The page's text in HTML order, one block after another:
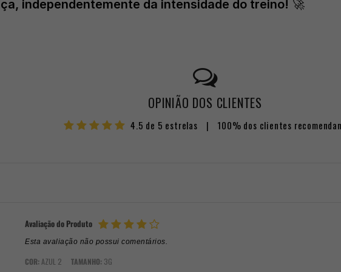
independentemente da intensidade do treino! 🚀
OPINIÃO DOS CLIENTES
4.5 de 5 estrelas | 100% dos clientes
Avaliação do Produto
Esta avaliação não possui comentários.
COR:AZUL 2 TAMANHO: 3G